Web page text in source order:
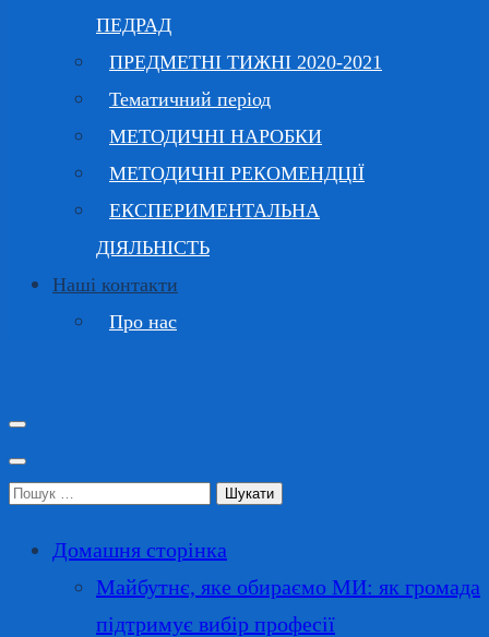
ПЕДРАД
ПРЕДМЕТНІ ТИЖНІ 2020-2021
Тематичний період
МЕТОДИЧНІ НАРОБКИ
МЕТОДИЧНІ РЕКОМЕНДЦІЇ
ЕКСПЕРИМЕНТАЛЬНА
ДІЯЛЬНІСТЬ
Наші контакти
Про нас
Пошук:
Домашня сторінка
Майбутнє, яке обираємо МИ: як громада
підтримує вибір професії